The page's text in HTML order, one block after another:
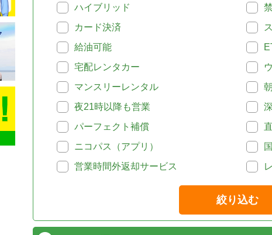
ハイブリッド
カード決済
給油可能
宅配レンタカー
マンスリーレンタル
夜21時以降も営業
パーフェクト補償
ニコパス（アプリ）
営業時間外返却サービス
絞り込む